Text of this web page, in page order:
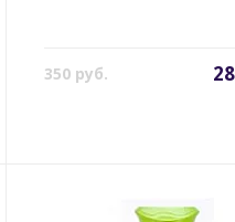
350 руб.